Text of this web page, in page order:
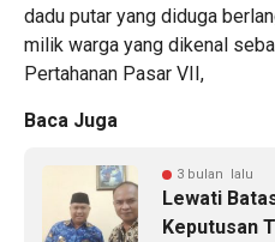
dadu putar yang diduga
milik warga yang dikenal
Pertahanan Pasar VII,
Baca Juga
3 bulan lalu
Lewati
Keputusan